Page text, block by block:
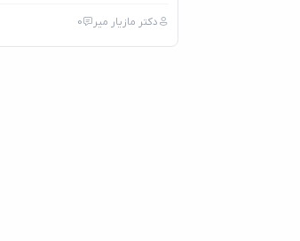
دکتر مازیار میر 0